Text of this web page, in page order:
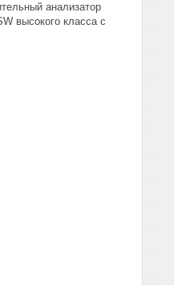
анализатор
высокого класса с